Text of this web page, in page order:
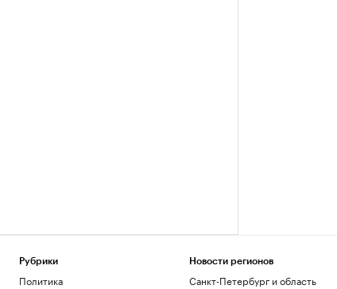
Рубрики
Политика
Новости регионов
Санкт-Петербург и область